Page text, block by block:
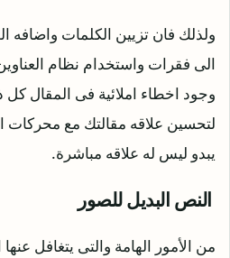
ولذلك فان تزيين الكلمات واضافه
الى فقرات واستخدام نظام
وجود اخطاء املائية فى المقال كل
لتحسين علاقه مقالتك مع محركات
يبدو ليس له علاقه مباشرة.
النص البديل للصور
من الأمور الهامة والتى يتغافل عنها